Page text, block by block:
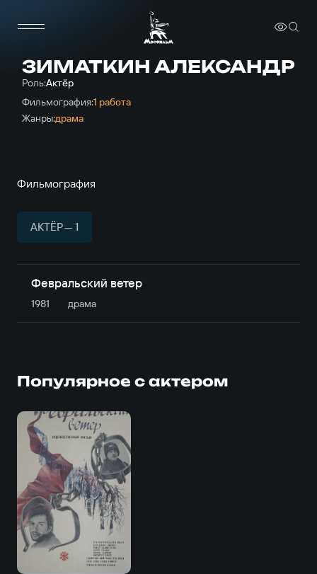
ЗИМАТКИН АЛЕКСАНДР
Роль:Актёр
Фильмография:1 работа
Жанры:драма
Фильмография
АКТЁР — 1
Февральский ветер
1981 драма
Популярное с актером